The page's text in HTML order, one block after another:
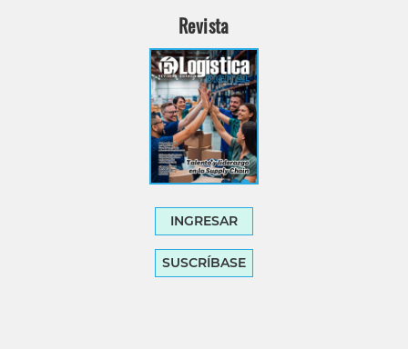
Revista
INGRESAR
SUSCRÍBASE